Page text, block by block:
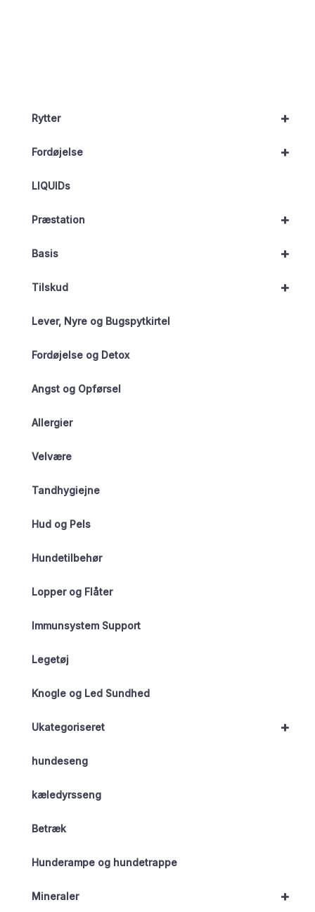
+
Rytter
+
Fordøjelse
LIQUIDs
+
Præstation
+
Basis
+
Tilskud
Lever, Nyre og Bugspytkirtel
Fordøjelse og Detox
Angst og Opførsel
Allergier
Velvære
Tandhygiejne
Hud og Pels
Hundetilbehør
Lopper og Flåter
Immunsystem Support
Legetøj
Knogle og Led Sundhed
+
Ukategoriseret
hundeseng
kæledyrsseng
Betræk
Hunderampe og hundetrappe
+
Mineraler